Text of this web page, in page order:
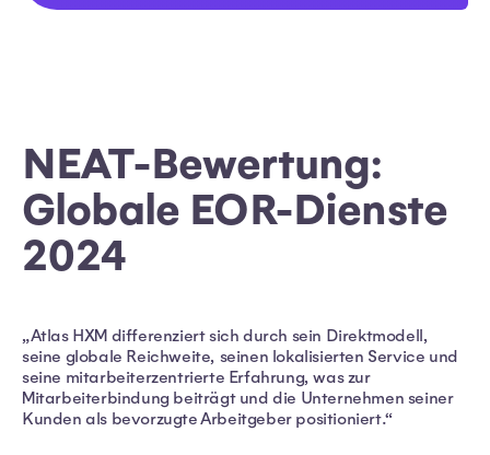
NEAT-Bewertung:
Globale EOR-Dienste
2024
„Atlas HXM differenziert sich durch sein Direktmodell,
seine globale Reichweite, seinen lokalisierten Service und
seine mitarbeiterzentrierte Erfahrung, was zur
Mitarbeiterbindung beiträgt und die Unternehmen seiner
Kunden als bevorzugte Arbeitgeber positioniert.“